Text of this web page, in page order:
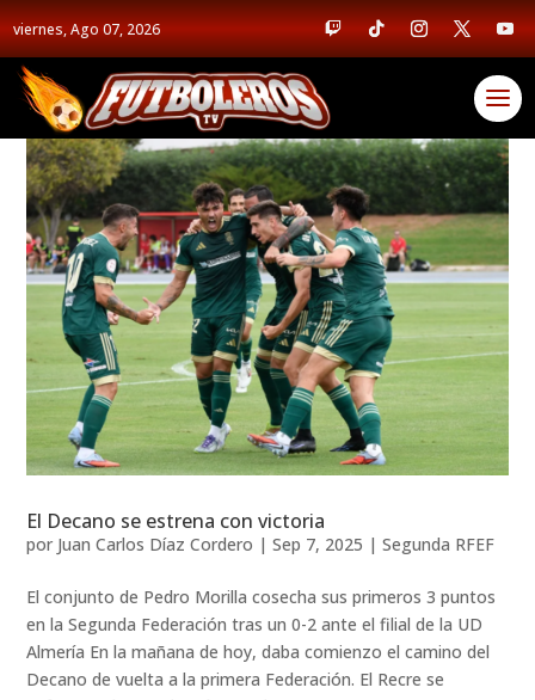
viernes, Ago 07, 2026
El Decano se estrena con victoria
por Juan Carlos Díaz Cordero |Sep 7, 2025 |Segunda RFEF
El conjunto de Pedro Morilla cosecha sus primeros 3 puntos
en la Segunda Federación tras un 0-2 ante el filial de la UD
Almería En la mañana de hoy, daba comienzo el camino del
Decano de vuelta a la primera Federación. El Recre se